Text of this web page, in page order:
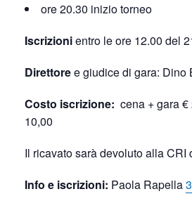
ore 20.30 inizio torneo
Iscrizionientro le ore 12.00 del
Direttoree giudice di gara: Dino
Costo iscrizione: cena + gara
10,00
Il ricavato sarà devoluto alla CRI
Info e iscrizioni: Paola Rapella